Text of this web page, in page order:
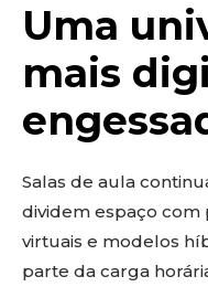
Uma
mais
Salas de aula
dividem espaço com
virtuais e modelos
parte da carga